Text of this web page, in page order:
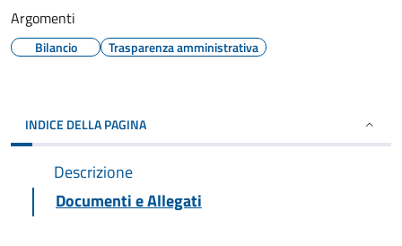
Argomenti
Bilancio Trasparenza amministrativa
INDICE DELLA PAGINA
Descrizione
Documenti e Allegati